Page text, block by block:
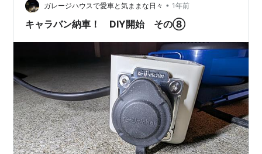
ガレージハウスで愛車と気ままな日々 • 1年前
キャラバン納車！ DIY開始 その⑧